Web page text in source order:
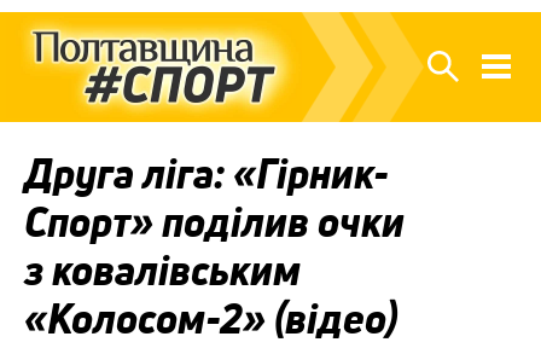
Друга ліга: «Гірник-
Спорт» поділив очки
з ковалівським
«Колосом-2» (відео)